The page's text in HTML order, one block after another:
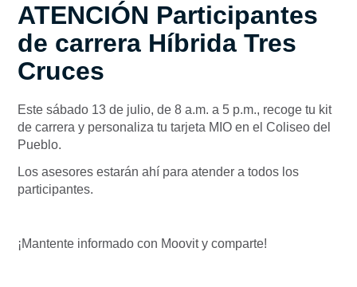
ATENCIÓN Participantes
de carrera Híbrida Tres
Cruces
Este sábado 13 de julio, de 8 a.m. a 5 p.m., recoge tu kit
de carrera y personaliza tu tarjeta MIO en el Coliseo del
Pueblo.
Los asesores estarán ahí para atender a todos los
participantes.
¡Mantente informado con Moovit y comparte!